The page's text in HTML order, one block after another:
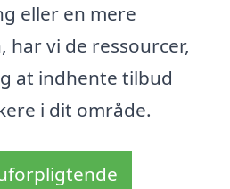
eller en mere
vi de ressourcer,
at indhente tilbud
i dit område.